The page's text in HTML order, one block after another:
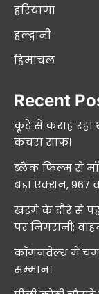
हरियाणा
हल्द्वानी
हिमाचल
Recent
कूड़े से कराह रहा
कचरा साफ।
ब्लैक फिल्म से
बड़ा एक्शन, 967
खड़गे के दौरे से
पर निगरानी;
कॉमनवेल्थ में चमके
सम्मान।